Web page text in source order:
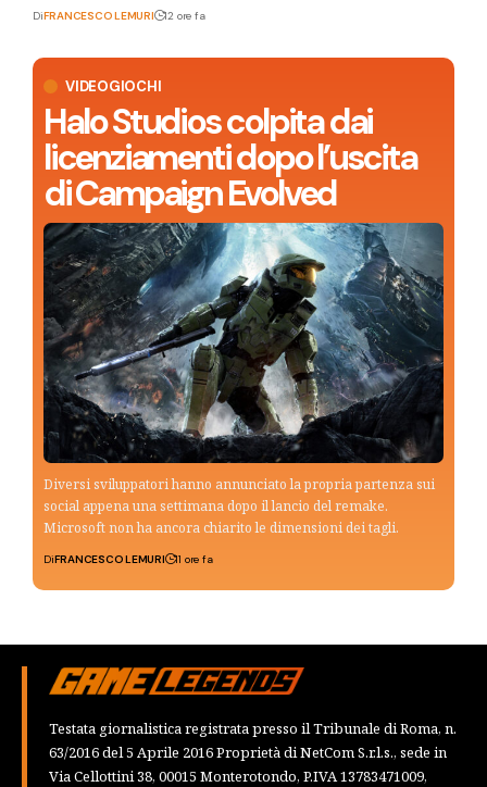
VIDEOGIOCHI
Halo Studios colpita dai
licenziamenti dopo l’uscita
di Campaign Evolved
Diversi sviluppatori hanno annunciato la propria partenza sui
social appena una settimana dopo il lancio del remake.
Microsoft non ha ancora chiarito le dimensioni dei tagli.
DiFRANCESCO LEMURI 11 ore fa
DiFRANCESCO LEMURI 12 ore fa
Testata giornalistica registrata presso il Tribunale di Roma, n.
63/2016 del 5 Aprile 2016 Proprietà di NetCom S.r.l.s., sede in
Via Cellottini 38, 00015 Monterotondo, P.IVA 13783471009,